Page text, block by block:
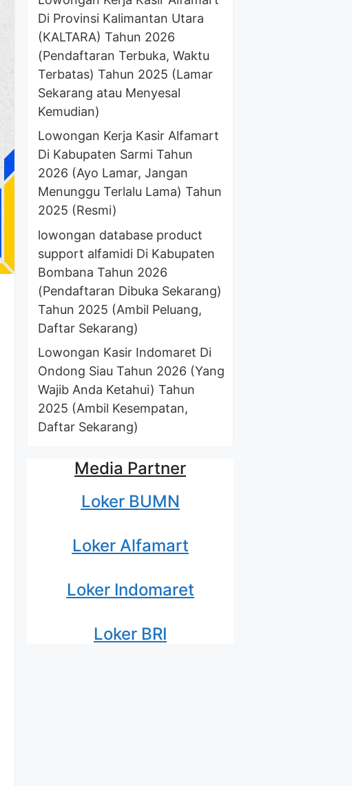
Di Provinsi Kalimantan Utara
(KALTARA) Tahun 2026
(Pendaftaran Terbuka, Waktu
Terbatas) Tahun 2025 (Lamar
Sekarang atau Menyesal
Kemudian)
Lowongan Kerja Kasir Alfamart
Di Kabupaten Sarmi Tahun
2026 (Ayo Lamar, Jangan
Menunggu Terlalu Lama) Tahun
2025 (Resmi)
lowongan database product
support alfamidi Di Kabupaten
Bombana Tahun 2026
(Pendaftaran Dibuka Sekarang)
Tahun 2025 (Ambil Peluang,
Daftar Sekarang)
Lowongan Kasir Indomaret Di
Ondong Siau Tahun 2026 (Yang
Wajib Anda Ketahui) Tahun
2025 (Ambil Kesempatan,
Daftar Sekarang)
Media Partner
Loker BUMN
Loker Alfamart
Loker Indomaret
Loker BRI